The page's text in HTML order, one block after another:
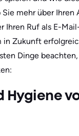
Sie mehr über Ihren
Ihren Ruf als E-
in Zukunft
Dinge
Hygiene